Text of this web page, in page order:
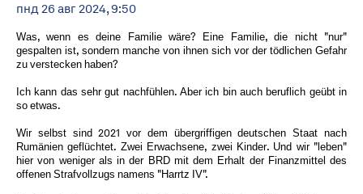
пнд 26 авг 2024, 9:50
Was, wenn es deine Familie wäre? Eine Familie, die nicht "nur"
gespalten ist, sondern manche von ihnen sich vor der tödlichen Gefahr
zu verstecken haben?
Ich kann das sehr gut nachfühlen. Aber ich bin auch beruflich geübt in
so etwas.
Wir selbst sind 2021 vor dem übergriffigen deutschen Staat nach
Rumänien geflüchtet. Zwei Erwachsene, zwei Kinder. Und wir "leben"
hier von weniger als in der BRD mit dem Erhalt der Finanzmittel des
offenen Strafvollzugs namens "Harrtz IV".